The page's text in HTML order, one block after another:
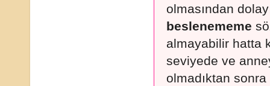
olmasından
beslenememe
almayabilir hatta
seviyede ve
olmadıktan